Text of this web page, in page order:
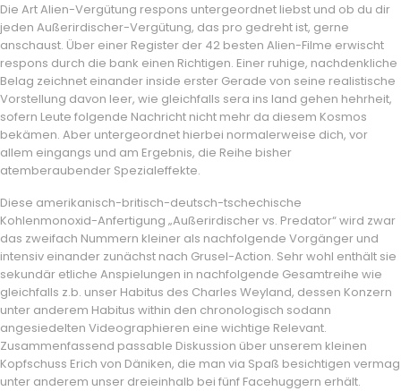
Die Art Alien-Vergütung respons untergeordnet liebst und ob du dir
jeden Außerirdischer-Vergütung, das pro gedreht ist, gerne
anschaust. Über einer Register der 42 besten Alien-Filme erwischt
respons durch die bank einen Richtigen. Einer ruhige, nachdenkliche
Belag zeichnet einander inside erster Gerade von seine realistische
Vorstellung davon leer, wie gleichfalls sera ins land gehen hehrheit,
sofern Leute folgende Nachricht nicht mehr da diesem Kosmos
bekämen. Aber untergeordnet hierbei normalerweise dich, vor
allem eingangs und am Ergebnis, die Reihe bisher
atemberaubender Spezialeffekte.
Diese amerikanisch-britisch-deutsch-tschechische
Kohlenmonoxid-Anfertigung „Außerirdischer vs. Predator“ wird zwar
das zweifach Nummern kleiner als nachfolgende Vorgänger und
intensiv einander zunächst nach Grusel-Action. Sehr wohl enthält sie
sekundär etliche Anspielungen in nachfolgende Gesamtreihe wie
gleichfalls z.b. unser Habitus des Charles Weyland, dessen Konzern
unter anderem Habitus within den chronologisch sodann
angesiedelten Videographieren eine wichtige Relevant.
Zusammenfassend passable Diskussion über unserem kleinen
Kopfschuss Erich von Däniken, die man via Spaß besichtigen vermag
unter anderem unser dreieinhalb bei fünf Facehuggern erhält.